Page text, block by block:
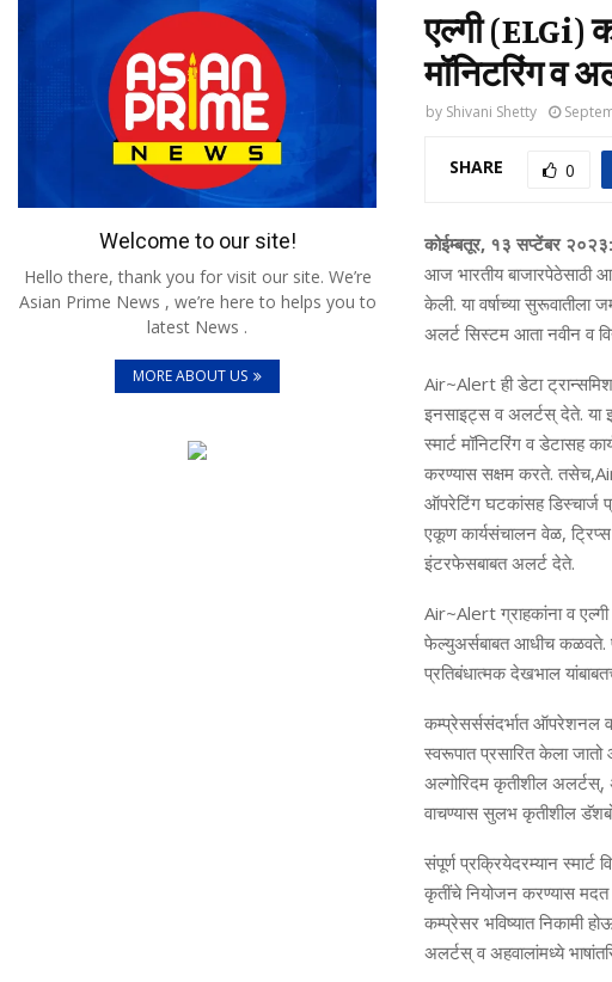
एल्‍गी (ELGi)
मॉनिटरिंग व
by Shivani Shetty
SHARE 0
कोईम्‍बतूर, १३ सप्‍टेंबर २०२३:
आज भारतीय बाजारपेठेसाठी
केली. या वर्षाच्‍या सुरूवातीला
अलर्ट सिस्‍टम आता नवीन व
Air~Alert ही डेटा
इनसाइट्स व अलर्टस् देते. या
स्‍मार्ट मॉनिटरिंग व डेटासह
करण्‍यास सक्षम करते. तसेच,
ऑपरेटिंग घटकांसह डिस्‍चार्ज
एकूण कार्यसंचालन वेळ,
इंटरफेसबाबत अलर्ट देते.
Air~Alert ग्राहकांना व
फेल्युअर्सबाबत आधीच कळवते.
प्रतिबंधात्‍मक देखभाल
कम्‍प्रेसर्ससंदर्भात ऑपरेशनल
स्‍वरूपात प्रसारित केला जातो
अल्गोरिदम कृतीशील अलर्टस्,
वाचण्‍यास सुलभ कृतीशील
संपूर्ण प्रक्रियेदरम्‍यान
कृतींचे नियोजन करण्‍यास मदत
कम्‍प्रेसर भविष्‍यात निकामी
अलर्टस् व अहवालांमध्‍ये
Welcome to our site!
Hello there, thank you for visit our site. We’re
Asian Prime News , we’re here to helps you to
latest News .
MORE ABOUT US